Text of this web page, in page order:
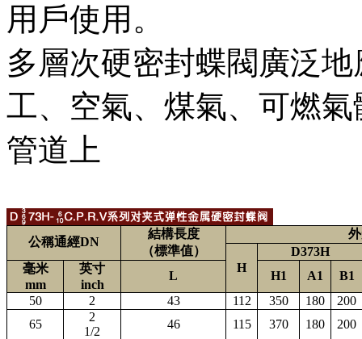
用戶使用。
多層次硬密封蝶閥廣泛地應
工、空氣、煤氣、可
管道上
公稱通經DN
結構長度
（標準值）
H
D373H
毫米
mm
英寸
inch
L H1 A1
B1
50
2 43 112 350 180
200
65
2
1/2
46 115 370 180
200